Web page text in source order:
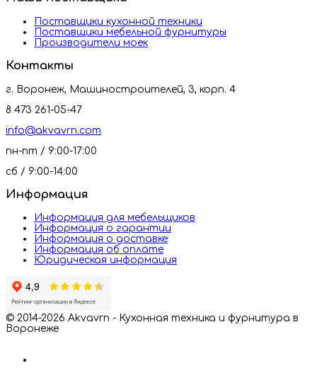
Поставщики кухонной техники
Поставщики мебельной фурнитуры
Производители моек
Контакты
г. Воронеж, Машиностроителей, 3, корп. 4
8 473 261-05-47
info@akvavrn.com
пн-пт / 9:00-17:00
сб / 9:00-14:00
Информация
Информация для мебельщиков
Информация о гарантии
Информация о доставке
Информация об оплате
Юридическая информация
© 2014-2026 Akvavrn - Кухонная техника и фурнитура в
Воронеже